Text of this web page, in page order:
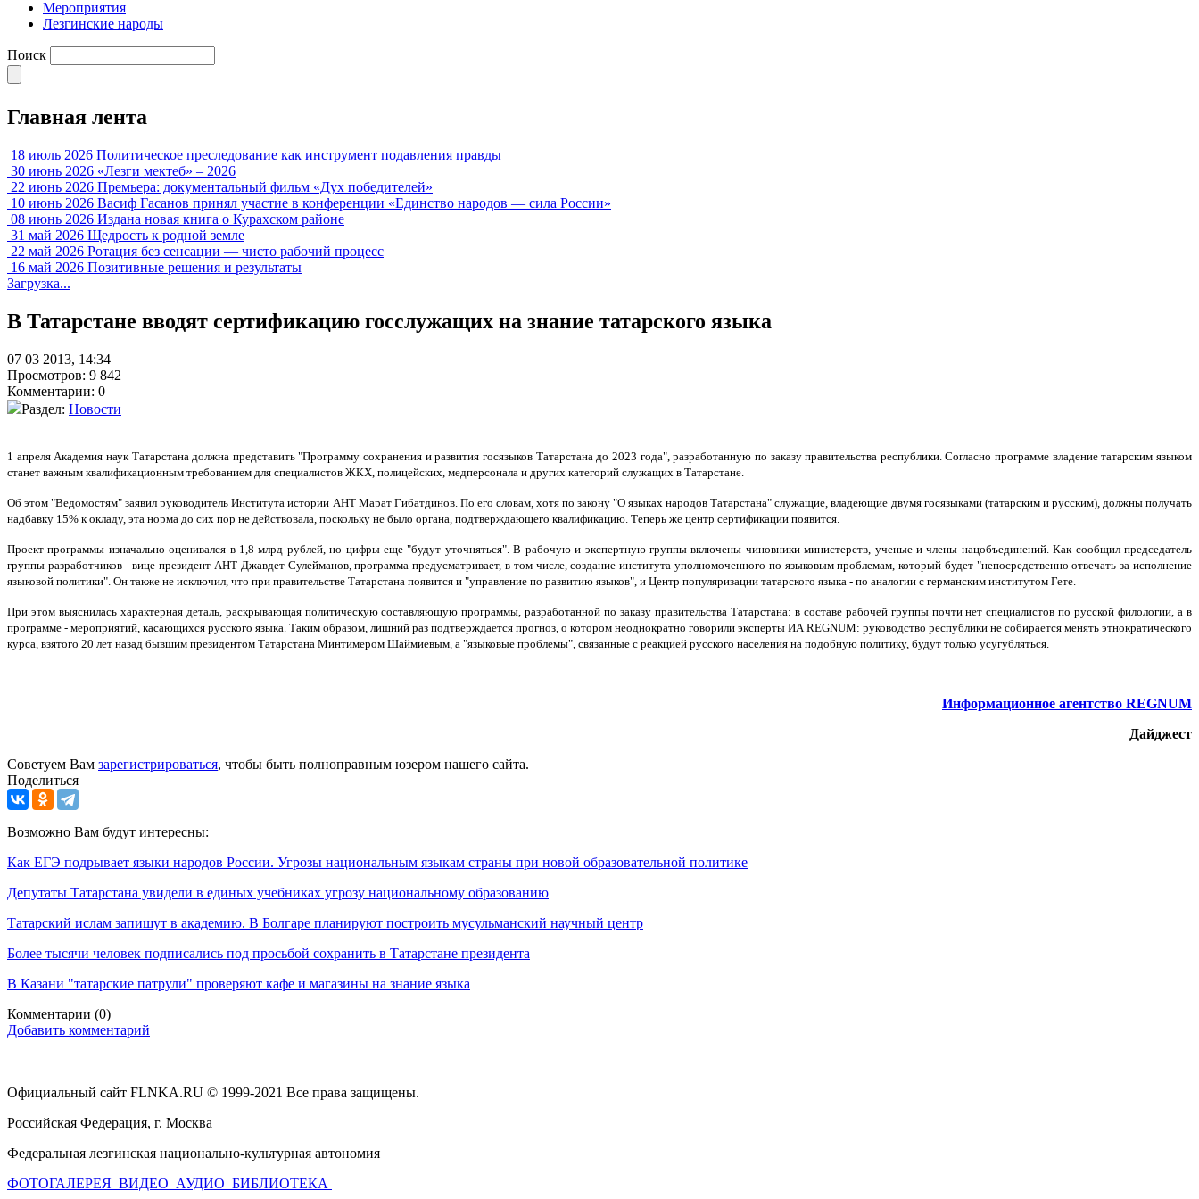
Мероприятия
Лезгинские народы
Поиск
Главная лента
18 июль 2026 Политическое преследование как инструмент подавления правды
30 июнь 2026 «Лезги мектеб» – 2026
22 июнь 2026 Премьера: документальный фильм «Дух победителей»
10 июнь 2026 Васиф Гасанов принял участие в конференции «Единство народов — сила России»
08 июнь 2026 Издана новая книга о Курахском районе
31 май 2026 Щедрость к родной земле
22 май 2026 Ротация без сенсации — чисто рабочий процесс
16 май 2026 Позитивные решения и результаты
Загрузка...
В Татарстане вводят сертификацию госслужащих на знание татарского языка
07 03 2013, 14:34
Просмотров: 9 842
Комментарии: 0
Раздел: Новости
1 апреля Академия наук Татарстана должна представить "Программу сохранения и развития госязыков Татарстана до 2023 года", разработанную по заказу правительства республики. Согласно программе владение татарским языком
станет важным квалификационным требованием для специалистов ЖКХ, полицейских, медперсонала и других категорий служащих в Татарстане.
Об этом "Ведомостям" заявил руководитель Института истории АНТ Марат Гибатдинов. По его словам, хотя по закону "О языках народов Татарстана" служащие, владеющие двумя госязыками (татарским и русским), должны получать
надбавку 15% к окладу, эта норма до сих пор не действовала, поскольку не было органа, подтверждающего квалификацию. Теперь же центр сертификации появится.
Проект программы изначально оценивался в 1,8 млрд рублей, но цифры еще "будут уточняться". В рабочую и экспертную группы включены чиновники министерств, ученые и члены нацобъединений. Как сообщил председатель
группы разработчиков - вице-президент АНТ Джавдет Сулейманов, программа предусматривает, в том числе, создание института уполномоченного по языковым проблемам, который будет "непосредственно отвечать за исполнение
языковой политики". Он также не исключил, что при правительстве Татарстана появится и "управление по развитию языков", и Центр популяризации татарского языка - по аналогии с германским институтом Гете.
При этом выяснилась характерная деталь, раскрывающая политическую составляющую программы, разработанной по заказу правительства Татарстана: в составе рабочей группы почти нет специалистов по русской филологии, а в
программе - мероприятий, касающихся русского языка. Таким образом, лишний раз подтверждается прогноз, о котором неоднократно говорили эксперты ИА REGNUM: руководство республики не собирается менять этнократического
курса, взятого 20 лет назад бывшим президентом Татарстана Минтимером Шаймиевым, а "языковые проблемы", связанные с реакцией русского населения на подобную политику, будут только усугубляться.
Информационное агентство REGNUM
Дайджест
Советуем Вам зарегистрироваться, чтобы быть полноправным юзером нашего сайта.
Поделиться
Возможно Вам будут интересны:
Как ЕГЭ подрывает языки народов России. Угрозы национальным языкам страны при новой образовательной политике
Депутаты Татарстана увидели в единых учебниках угрозу национальному образованию
Татарский ислам запишут в академию. В Болгаре планируют построить мусульманский научный центр
Более тысячи человек подписались под просьбой сохранить в Татарстане президента
В Казани "татарские патрули" проверяют кафе и магазины на знание языка
Комментарии (0)
Добавить комментарий
Официальный сайт FLNKA.RU © 1999-2021 Все права защищены.
Российская Федерация, г. Москва
Федеральная лезгинская национально-культурная автономия
ФОТОГАЛЕРЕЯ ВИДЕО АУДИО БИБЛИОТЕКА